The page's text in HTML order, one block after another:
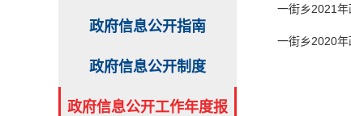
政府信息公开指南
政府信息公开制度
政府信息公开工作年度报
一街乡2021
一街乡2020